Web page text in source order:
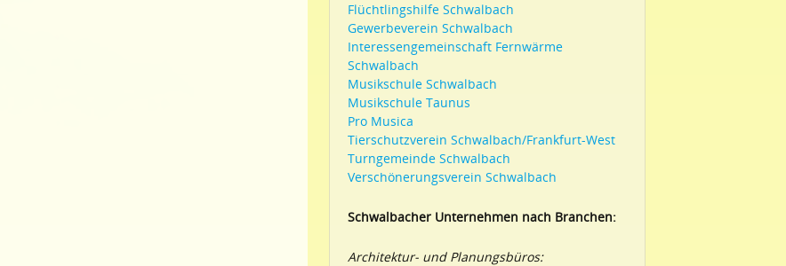
Flüchtlingshilfe Schwalbach
Gewerbeverein Schwalbach
Interessengemeinschaft Fernwärme
Schwalbach
Musikschule Schwalbach
Musikschule Taunus
Pro Musica
Tierschutzverein Schwalbach/Frankfurt-West
Turngemeinde Schwalbach
Verschönerungsverein Schwalbach
Schwalbacher Unternehmen nach Branchen:
Architektur- und Planungsbüros: